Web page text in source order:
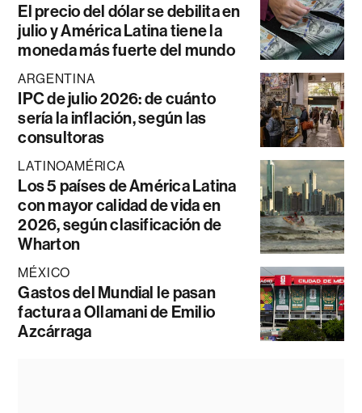
El precio del dólar se debilita en
julio y América Latina tiene la
moneda más fuerte del mundo
ARGENTINA
IPC de julio 2026: de cuánto
sería la inflación, según las
consultoras
LATINOAMÉRICA
Los 5 países de América Latina
con mayor calidad de vida en
2026, según clasificación de
Wharton
MÉXICO
Gastos del Mundial le pasan
factura a Ollamani de Emilio
Azcárraga